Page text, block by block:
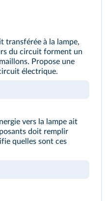
transférée à la lampe,
du circuit forment un
Propose une
électrique.
vers la lampe ait
doit remplir
quelles sont ces